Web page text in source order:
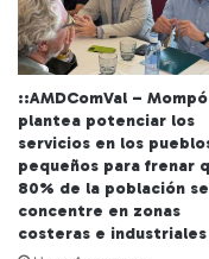
::AMDComVal – Mompó
plantea potenciar los
servicios en los
pequeños para frenar
80% de la población se
concentre en zonas
costeras e industriales